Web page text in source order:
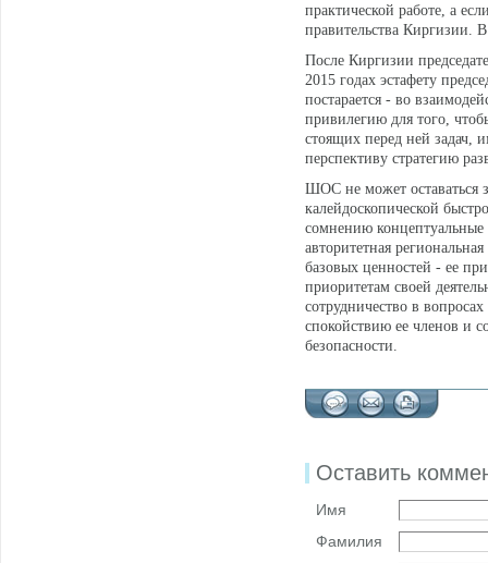
практической работе, а
правительства Киргизии.
После Киргизии
2015 годах эстафету
постарается - во
привилегию для того,
стоящих перед ней задач,
перспективу стратегию
ШОС не может оставаться
калейдоскопической
сомнению
авторитетная
базовых ценностей - ее
приоритетам своей
сотрудничество в
спокойствию ее членов и
безопасности.
Оставить
Имя
Фамилия